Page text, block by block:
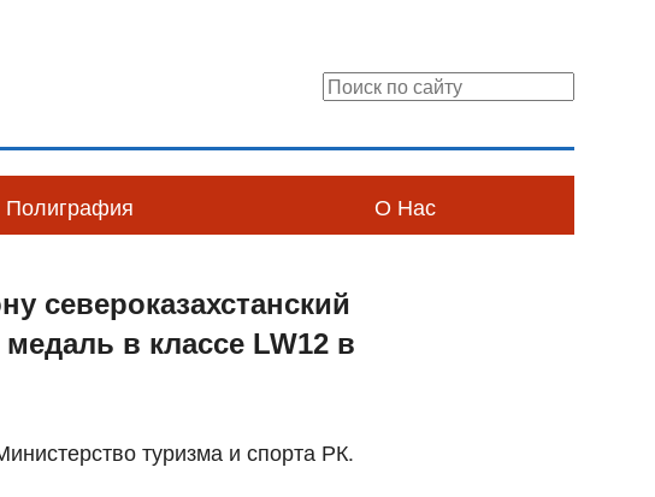
Полиграфия О Нас
североказахстанский
в классе LW12 в
туризма и спорта РК.